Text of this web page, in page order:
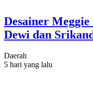
Desainer
Dewi dan
Daerah
5 hari yang lalu